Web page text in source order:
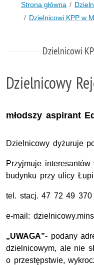
Strona główna
Dzielnicowi KPP w
Dzielnicowi
Dzielnicowy
młodszy aspirant
Dzielnicowy dyżuruje
Przyjmuje
budynku przy ulicy
tel. stacj. 47 72 49 370
e-mail:
„UWAGA”- podany
dzielnicowym, ale nie
o przestępstwie,